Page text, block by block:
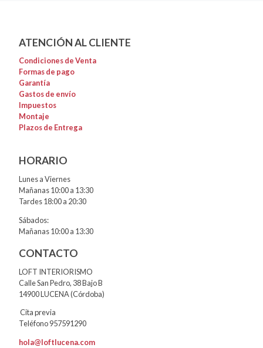
ATENCIÓN AL CLIENTE
Condiciones de Venta
Formas de pago
Garantía
Gastos de envío
Impuestos
Montaje
Plazos de Entrega
HORARIO
Lunes a Viernes
Mañanas 10:00 a 13:30
Tardes 18:00 a 20:30
Sábados:
Mañanas 10:00 a 13:30
CONTACTO
LOFT INTERIORISMO
Calle San Pedro, 38 Bajo B
14900 LUCENA (Córdoba)
Cita previa
Teléfono 957591290
hola@loftlucena.com